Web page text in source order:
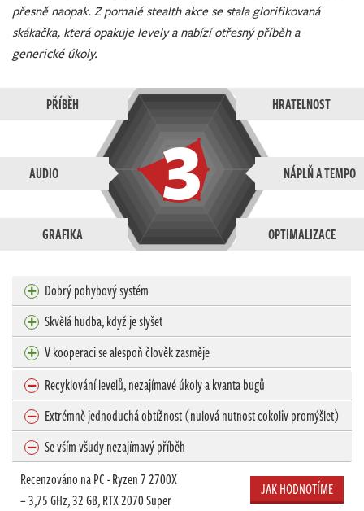
přesně naopak. Z pomalé stealth akce se stala glorifikovaná
skákačka, která opakuje levely a nabízí otřesný příběh a
generické úkoly.
3
PŘÍBĚH HRATELNOST
NÁPLŇ A TEMPO
OPTIMALIZACE
GRAFIKA
AUDIO
Dobrý pohybový systém
Skvělá hudba, když je slyšet
V kooperaci se alespoň člověk zasměje
Recyklování levelů, nezajímavé úkoly a kvanta bugů
Extrémně jednoduchá obtížnost (nulová nutnost cokoliv promýšlet)
Se vším všudy nezajímavý příběh
Recenzováno na PC - Ryzen 7 2700X
– 3,75 GHz, 32 GB, RTX 2070 Super
JAK HODNOTÍME